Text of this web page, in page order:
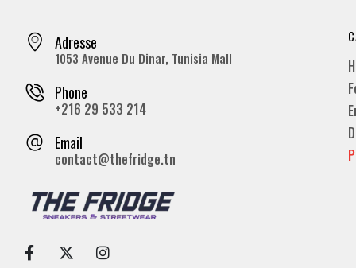
Adresse
1053 Avenue Du Dinar, Tunisia Mall
Phone
+216 29 533 214
Email
contact@thefridge.tn